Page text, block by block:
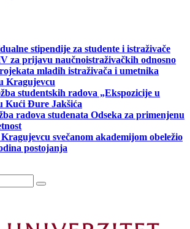
stipendije za studente i istraživače
za prijavu naučnoistraživačkih odnosno
mladih istraživača i umetnika
Kragujevcu
studentskih radova „Ekspozicije u
Kući Đure Jakšića
radova studenata Odseka za primenjenu
svečanom akademijom obeležio
postojanja